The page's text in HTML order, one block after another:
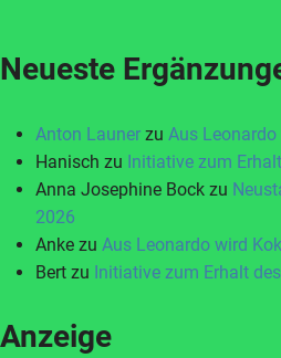
Neueste
Anton Launer zu Aus
Hanisch zu Initiative zum
Anna Josephine Bock zu
2026
Anke zu Aus Leonardo wird
Bert zu Initiative zum Erhalt
Anzeige